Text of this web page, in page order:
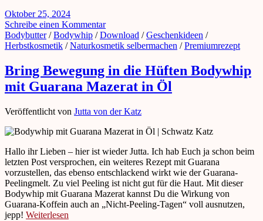
Oktober 25, 2024
Schreibe einen Kommentar
Bodybutter/Bodywhip /Download /Geschenkideen /
Herbstkosmetik /Naturkosmetik selbermachen /Premiumrezept
Bring Bewegung in die Hüften Bodywhip
mit Guarana Mazerat in Öl
Veröffentlicht von Jutta von der Katz
Hallo ihr Lieben – hier ist wieder Jutta. Ich hab Euch ja schon beim
letzten Post versprochen, ein weiteres Rezept mit Guarana
vorzustellen, das ebenso entschlackend wirkt wie der Guarana-
Peelingmelt. Zu viel Peeling ist nicht gut für die Haut. Mit dieser
Bodywhip mit Guarana Mazerat kannst Du die Wirkung von
Guarana-Koffein auch an „Nicht-Peeling-Tagen“ voll ausnutzen,
jepp! Weiterlesen